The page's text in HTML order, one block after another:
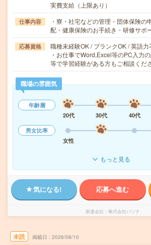
実費支給（上限あり）
仕事内容
・寮・社宅などの管理・団体保険の
配・健康保険のお手続き・研修サ
応募資格
職種未経験OK / ブランクOK / 英語力
・お仕事でWord,Excel等のPC入力
等で学習経験がある方もご相談くだ
職場の雰囲気
年齢層
20代
30代 40代
男女比率
女性
もっと見る
気になる! 応募へ進む
派遣会社 株式会社パソナ
未読 掲載日 2026/08/10